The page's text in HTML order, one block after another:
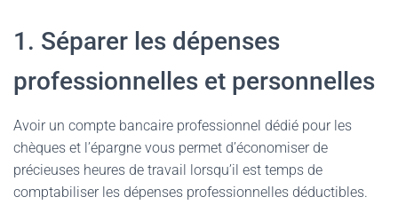
1. Séparer les dépenses
professionnelles et personnelles
Avoir un compte bancaire professionnel dédié pour les
chèques et l’épargne vous permet d’économiser de
précieuses heures de travail lorsqu’il est temps de
comptabiliser les dépenses professionnelles déductibles.